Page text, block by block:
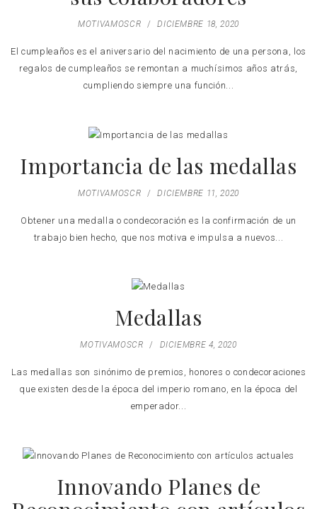
MOTIVAMOSCR / DICIEMBRE 18, 2020
El cumpleaños es el aniversario del nacimiento de una persona, los
regalos de cumpleaños se remontan a muchísimos años atrás,
cumpliendo siempre una función...
Importancia de las medallas
MOTIVAMOSCR / DICIEMBRE 11, 2020
Obtener una medalla o condecoración es la confirmación de un
trabajo bien hecho, que nos motiva e impulsa a nuevos...
Medallas
MOTIVAMOSCR / DICIEMBRE 4, 2020
Las medallas son sinónimo de premios, honores o condecoraciones
que existen desde la época del imperio romano, en la época del
emperador...
Innovando Planes de